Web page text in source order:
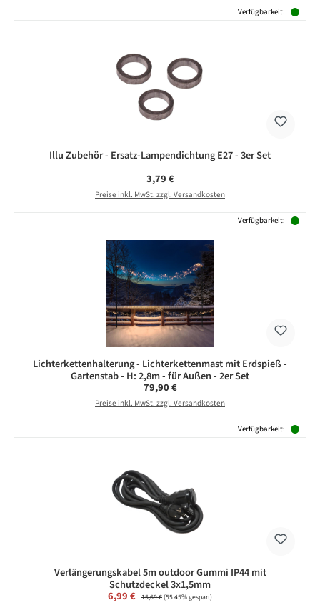
Verfügbarkeit:
Illu Zubehör - Ersatz-Lampendichtung E27 - 3er Set
Regulärer Preis:
3,79 €
Preise inkl. MwSt. zzgl. Versandkosten
Verfügbarkeit:
Lichterkettenhalterung - Lichterkettenmast mit Erdspieß -
Gartenstab - H: 2,8m - für Außen - 2er Set
Regulärer Preis:
79,90 €
Preise inkl. MwSt. zzgl. Versandkosten
Verfügbarkeit:
Verlängerungskabel 5m outdoor Gummi IP44 mit
Schutzdeckel 3x1,5mm
Verkaufspreis:
6,99 € Regulärer Preis:
15,69 €(55.45% gespart)